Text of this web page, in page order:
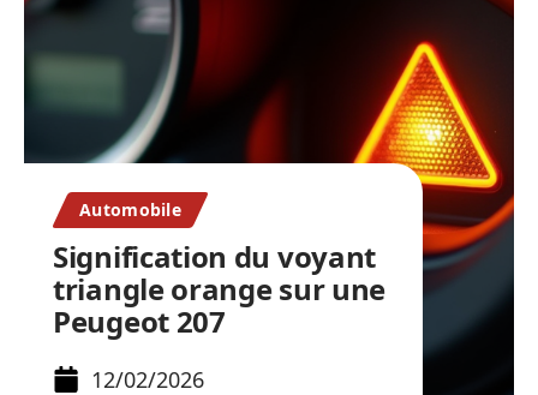
Automobile
Signification du voyant
triangle orange sur une
Peugeot 207
12/02/2026